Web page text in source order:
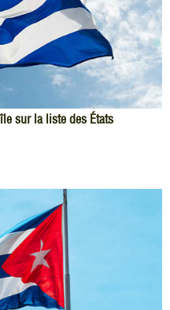
sur la liste des États